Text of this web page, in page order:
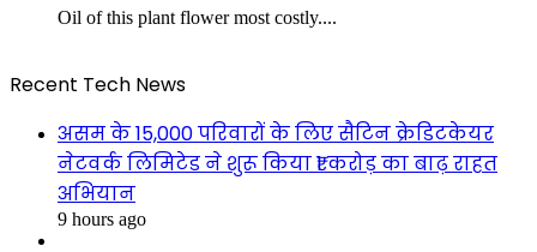
Oil of this plant flower most costly....
Recent Tech News
असम के 15,000 परिवारों के लिए सैटिन क्रेडिटकेयर
नेटवर्क लिमिटेड ने शुरू किया ₹1 करोड़ का बाढ़ राहत
अभियान
9 hours ago